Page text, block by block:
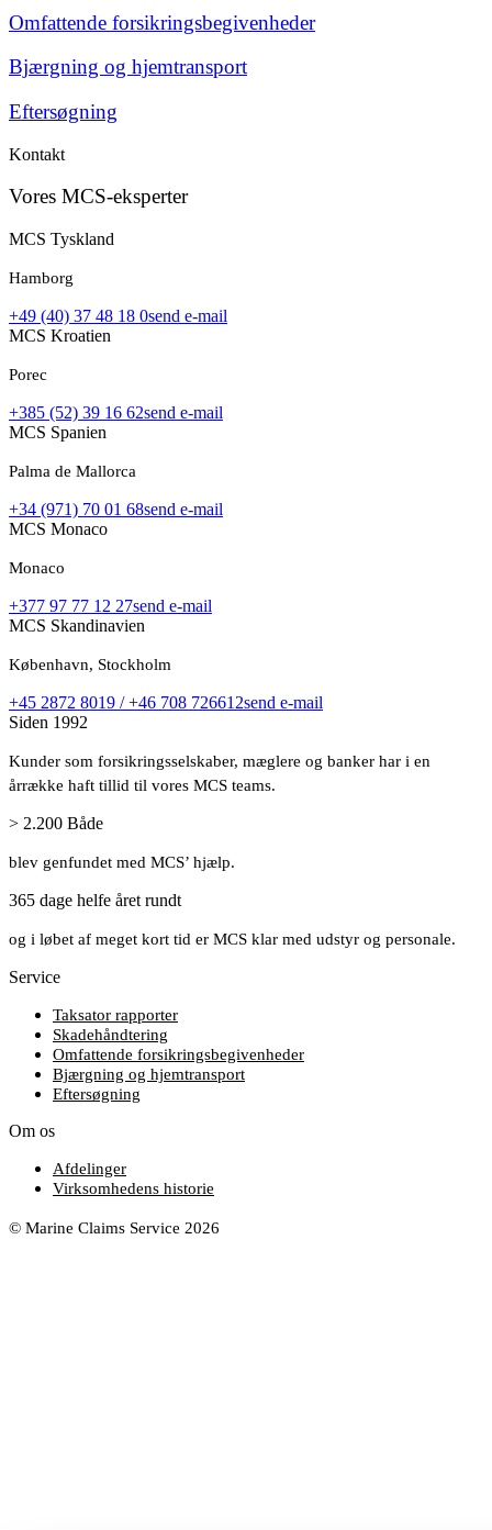
Omfattende forsikringsbegivenheder
Bjærgning og hjemtransport
Eftersøgning
Kontakt
Vores MCS-eksperter
MCS Tyskland
Hamborg
+49 (40) 37 48 18 0send e-mail
MCS Kroatien
Porec
+385 (52) 39 16 62send e-mail
MCS Spanien
Palma de Mallorca
+34 (971) 70 01 68send e-mail
MCS Monaco
Monaco
+377 97 77 12 27send e-mail
MCS Skandinavien
København, Stockholm
+45 2872 8019 / +46 708 726612send e-mail
Siden 1992
Kunder som forsikringsselskaber, mæglere og banker har i en
årrække haft tillid til vores MCS teams.
> 2.200 Både
blev genfundet med MCS’ hjælp.
365 dage helfe året rundt
og i løbet af meget kort tid er MCS klar med udstyr og personale.
Service
Taksator rapporter
Skadehåndtering
Omfattende forsikringsbegivenheder
Bjærgning og hjemtransport
Eftersøgning
Om os
Afdelinger
Virksomhedens historie
© Marine Claims Service 2026